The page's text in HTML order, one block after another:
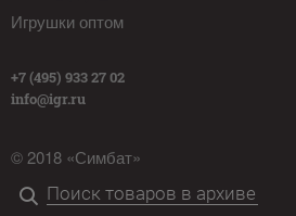
Игрушки оптом
+7 (495) 933 27 02
info@igr.ru
© 2018 «Симбат»